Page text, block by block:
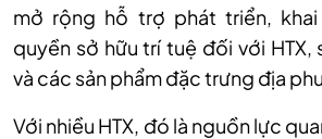
mở rộng hỗ trợ phát triển,
quyền sở hữu trí tuệ đối với HTX,
và các sản phẩm đặc trưng địa
Với nhiều HTX, đó là nguồn lực